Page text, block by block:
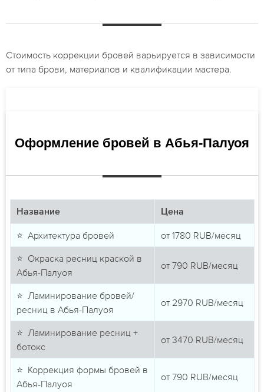
Стоимость коррекции бровей варьируется в зависимости
от типа брови, материалов и квалификации мастера.
Оформление бровей в Абья-Палуоя
Название Цена
⭐ Архитектура бровей от 1780 RUB/месяц
⭐ Окраска ресниц краской в
Абья-Палуоя
от 790 RUB/месяц
⭐ Ламинирование бровей/
ресниц в Абья-Палуоя
от 2970 RUB/месяц
⭐ Ламинирование ресниц +
ботокс
от 3470 RUB/месяц
⭐ Коррекция формы бровей в
Абья-Палуоя
от 790 RUB/месяц